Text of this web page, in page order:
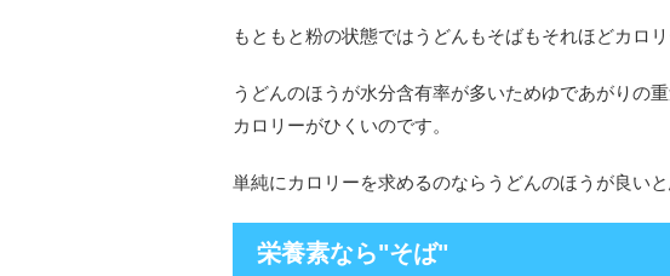
もともと粉の状態ではうどんもそばもそれほどカロリ
うどんのほうが水分含有率が多いためゆであがりの
カロリーがひくいのです。
単純にカロリーを求めるのならうどんのほうが良いと
栄養素なら"そば"